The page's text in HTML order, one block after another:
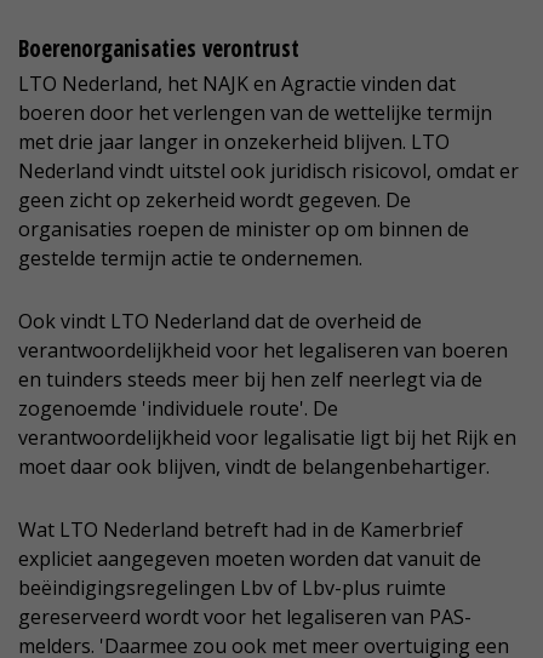
Boerenorganisaties verontrust
LTO Nederland, het NAJK en Agractie vinden dat
boeren door het verlengen van de wettelijke termijn
met drie jaar langer in onzekerheid blijven. LTO
Nederland vindt uitstel ook juridisch risicovol, omdat er
geen zicht op zekerheid wordt gegeven. De
organisaties roepen de minister op om binnen de
gestelde termijn actie te ondernemen.
Ook vindt LTO Nederland dat de overheid de
verantwoordelijkheid voor het legaliseren van boeren
en tuinders steeds meer bij hen zelf neerlegt via de
zogenoemde 'individuele route'. De
verantwoordelijkheid voor legalisatie ligt bij het Rijk en
moet daar ook blijven, vindt de belangenbehartiger.
Wat LTO Nederland betreft had in de Kamerbrief
expliciet aangegeven moeten worden dat vanuit de
beëindigingsregelingen Lbv of Lbv-plus ruimte
gereserveerd wordt voor het legaliseren van PAS-
melders. 'Daarmee zou ook met meer overtuiging een